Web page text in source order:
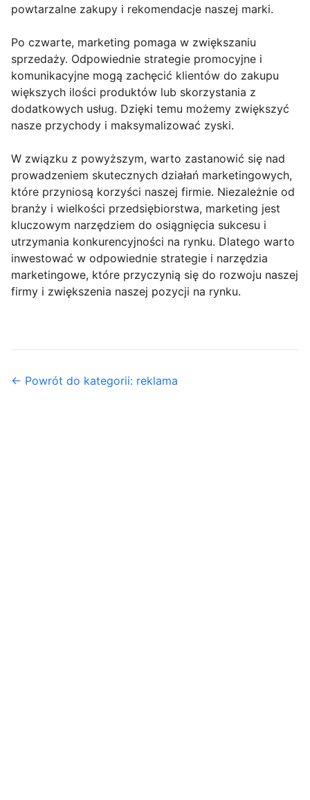
powtarzalne zakupy i rekomendacje naszej marki.
Po czwarte, marketing pomaga w zwiększaniu
sprzedaży. Odpowiednie strategie promocyjne i
komunikacyjne mogą zachęcić klientów do zakupu
większych ilości produktów lub skorzystania z
dodatkowych usług. Dzięki temu możemy zwiększyć
nasze przychody i maksymalizować zyski.
W związku z powyższym, warto zastanowić się nad
prowadzeniem skutecznych działań marketingowych,
które przyniosą korzyści naszej firmie. Niezależnie od
branży i wielkości przedsiębiorstwa, marketing jest
kluczowym narzędziem do osiągnięcia sukcesu i
utrzymania konkurencyjności na rynku. Dlatego warto
inwestować w odpowiednie strategie i narzędzia
marketingowe, które przyczynią się do rozwoju naszej
firmy i zwiększenia naszej pozycji na rynku.
← Powrót do kategorii: reklama